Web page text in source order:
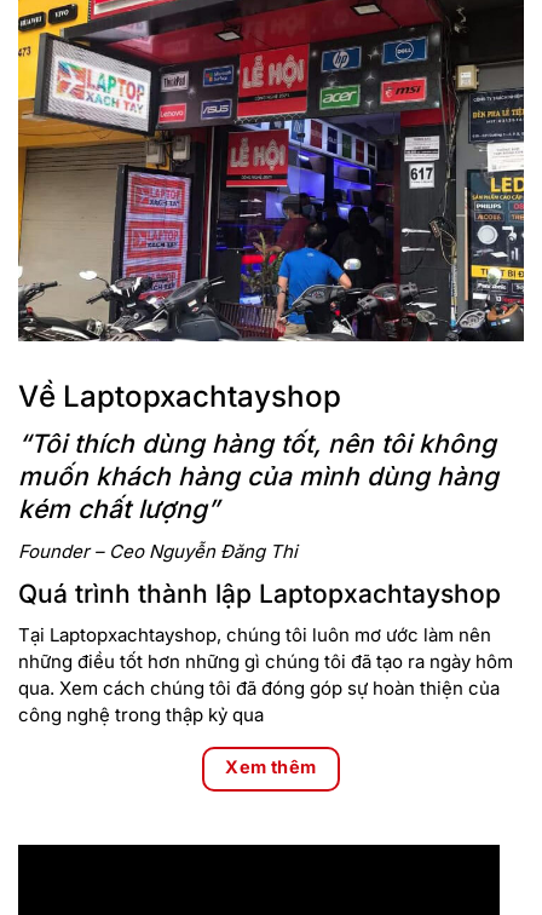
Về Laptopxachtayshop
“Tôi thích dùng hàng tốt, nên tôi không
muốn khách hàng của mình dùng hàng
kém chất lượng”
Founder – Ceo Nguyễn Đăng Thi
Quá trình thành lập Laptopxachtayshop
Tại Laptopxachtayshop, chúng tôi luôn mơ ước làm nên
những điều tốt hơn những gì chúng tôi đã tạo ra ngày hôm
qua. Xem cách chúng tôi đã đóng góp sự hoàn thiện của
công nghệ trong thập kỷ qua
Xem thêm